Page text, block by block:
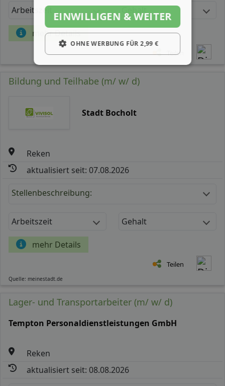
Arbeitszeit
mehr Details
Teilen
Bildung und Teilhabe (m/ w/ d)
Stadt Bocholt
Reken
aktualisiert seit: 07.08.2026
Stellenbeschreibung:
Arbeitszeit Gehalt
mehr Details
Teilen
Quelle: meinestadt.de
Lager- und Transportarbeiter (m/ w/ d)
Tempton Personaldienstleistungen GmbH
Reken
aktualisiert seit: 08.08.2026
EINWILLIGEN & WEITER
OHNE WERBUNG FÜR 2,99 €